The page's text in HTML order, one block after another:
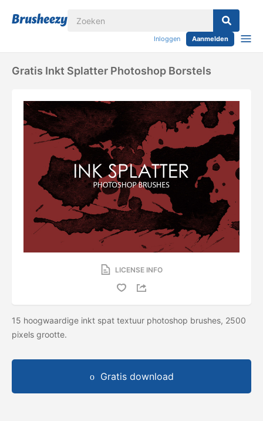
Inloggen Aanmelden
Gratis Inkt Splatter Photoshop Borstels
LICENSE INFO
15 hoogwaardige inkt spat textuur photoshop brushes, 2500
pixels grootte.
Gratis download